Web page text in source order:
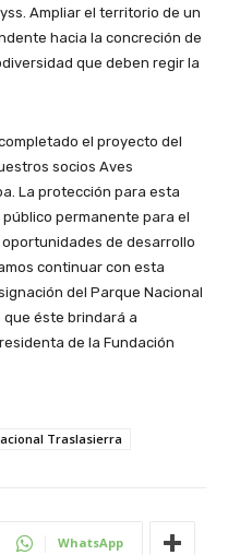
Ampliar el territorio de un
hacia la concreción de
que deben regir la
el proyecto del
socios Aves
La protección para esta
permanente para el
de desarrollo
continuar con esta
del Parque Nacional
éste brindará a
de la Fundación
Traslasierra
WhatsApp